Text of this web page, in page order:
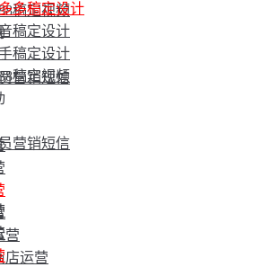
稿定视频
营销短信
营
店运营
多稿定设计
稿定设计
稿定设计
稿定视频
营销短信